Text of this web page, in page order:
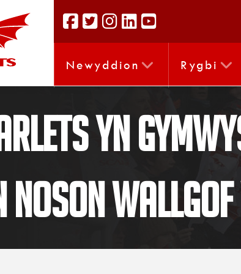
Newyddion Rygbi
yn
noson